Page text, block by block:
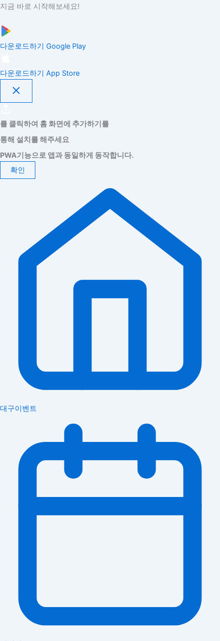
지금 바로 시작해보세요!
다운로드하기 Google Play
다운로드하기 App Store
를 클릭하여 홈 화면에 추가하기를
통해 설치를 해주세요
PWA기능으로 앱과 동일하게 동작합니다.
확인
대구이벤트